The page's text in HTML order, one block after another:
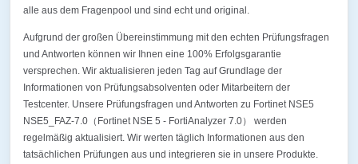
alle aus dem Fragenpool und sind echt und original.
Aufgrund der großen Übereinstimmung mit den echten Prüfungsfragen
und Antworten können wir Ihnen eine 100% Erfolgsgarantie
versprechen. Wir aktualisieren jeden Tag auf Grundlage der
Informationen von Prüfungsabsolventen oder Mitarbeitern der
Testcenter. Unsere Prüfungsfragen und Antworten zu Fortinet NSE5
NSE5_FAZ-7.0（Fortinet NSE 5 - FortiAnalyzer 7.0） werden
regelmäßig aktualisiert. Wir werten täglich Informationen aus den
tatsächlichen Prüfungen aus und integrieren sie in unsere Produkte.